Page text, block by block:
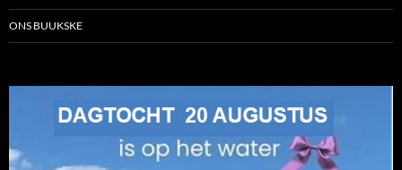
ONS BUUKSKE